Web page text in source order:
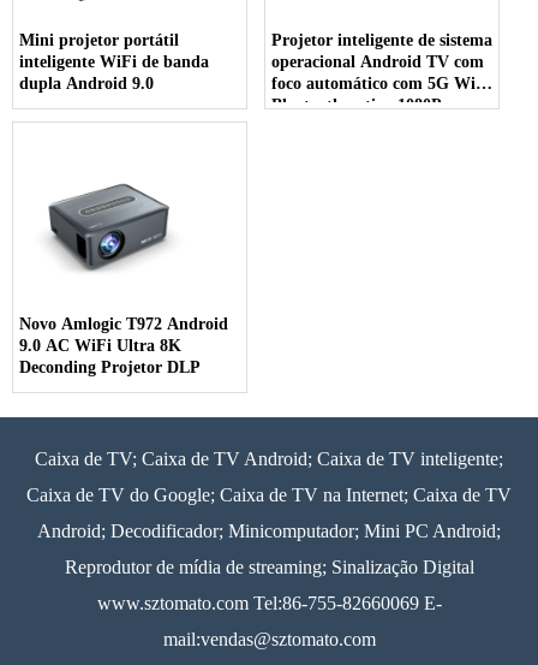
Mini projetor portátil
inteligente WiFi de banda
dupla Android 9.0
Projetor inteligente de sistema
operacional Android TV com
foco automático com 5G WiFi
Bluetooth nativo 1080P
Novo Amlogic T972 Android
9.0 AC WiFi Ultra 8K
Deconding Projetor DLP
Caixa de TV; Caixa de TV Android; Caixa de TV inteligente;
Caixa de TV do Google; Caixa de TV na Internet; Caixa de TV
Android; Decodificador; Minicomputador; Mini PC Android;
Reprodutor de mídia de streaming; Sinalização Digital
www.sztomato.comTel:86-755-82660069 E-
mail:vendas@sztomato.com